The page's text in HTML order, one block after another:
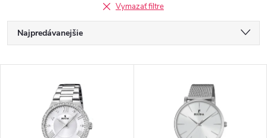
Vymazať filtre
R
a
Najpredávanejšie
Abecedne